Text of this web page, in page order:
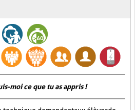
moi ce que tu as appris !